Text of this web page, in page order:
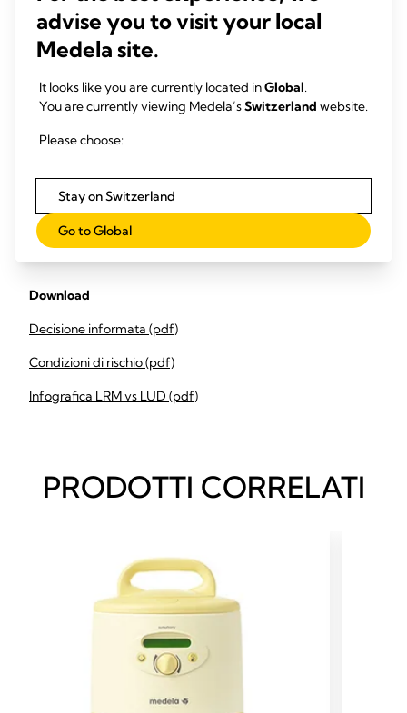
in caso di avvenuta discussione relativa alla lattazione
postnatale sulla scienza dell'LRM per il neonato di UTIN.
Download
Decisione informata (pdf)
Condizioni di rischio (pdf)
Infografica LRM vs LUD (pdf)
PRODOTTI CORRELATI
advise you to visit your local
Medela site.
It looks like you are currently located inGlobal.
You are currently viewing Medela’sSwitzerland website.
Please choose:
Stay on Switzerland
Go to Global